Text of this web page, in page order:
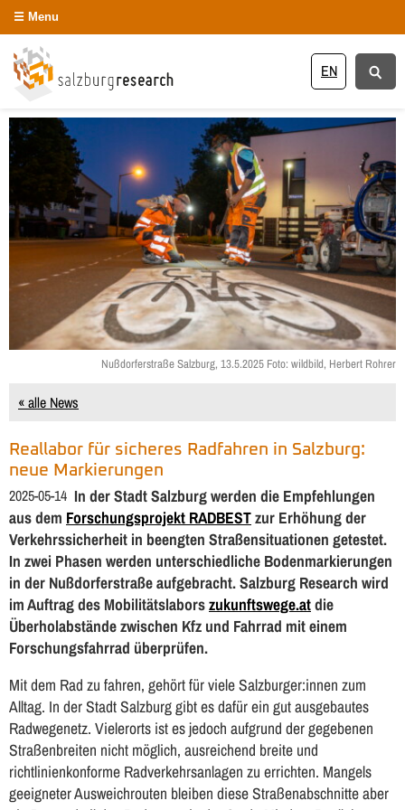
EN
Menu
Nußdorferstraße Salzburg, 13.5.2025 Foto: wildbild, Herbert Rohrer
« alle News
Reallabor für sicheres Radfahren in Salzburg:
neue Markierungen
2025-05-14 In der Stadt Salzburg werden die Empfehlungen
aus dem Forschungsprojekt RADBESTzur Erhöhung der
Verkehrssicherheit in beengten Straßensituationen getestet.
In zwei Phasen werden unterschiedliche Bodenmarkierungen
in der Nußdorferstraße aufgebracht. Salzburg Research wird
im Auftrag des Mobilitätslaborszukunftswege.atdie
Überholabstände zwischen Kfz und Fahrrad mit einem
Forschungsfahrrad überprüfen.
Mit dem Rad zu fahren, gehört für viele Salzburger:innen zum
Alltag. In der Stadt Salzburg gibt es dafür ein gut ausgebautes
Radwegenetz. Vielerorts ist es jedoch aufgrund der gegebenen
Straßenbreiten nicht möglich, ausreichend breite und
richtlinienkonforme Radverkehrsanlagen zu errichten. Mangels
geeigneter Ausweichrouten bleiben diese Straßenabschnitte aber